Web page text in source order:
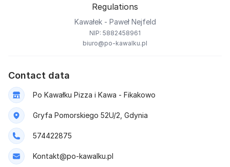
Regulations
Kawałek - Paweł Nejfeld
NIP: 5882458961
biuro@po-kawalku.pl
Contact data
Po Kawałku Pizza i Kawa - Fikakowo
Gryfa Pomorskiego 52U/2, Gdynia
574422875
Kontakt@po-kawalku.pl